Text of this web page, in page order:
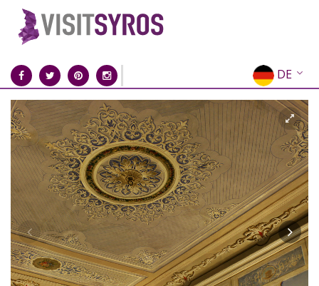
DE
EN
EL
FR
IT
ES
RU
CN